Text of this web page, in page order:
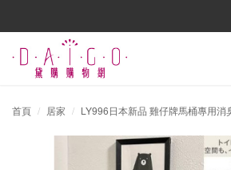
首頁 居家 LY996日本新品 雞仔牌馬桶專用消